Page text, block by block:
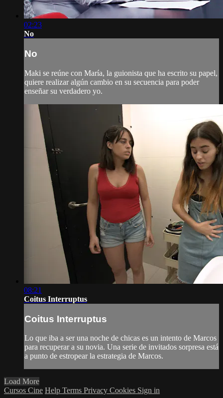
02:23
No
No
Maki se reúne con María, la guionista que ha escrito su papel,
quiere realizar algún cambio en su secuencia para poder
enseñar su verdadero yo.
08:21
Coitus Interruptus
Coitus Interruptus
Lo que iba a ser una noche de chicas es un intento de Marcos
para recuperar a su novia. Una serie de invitados sorpresa está
a punto de estropear la estrategia de Marcos.
Load More
Cursos Cine Help Terms Privacy Cookies Sign in